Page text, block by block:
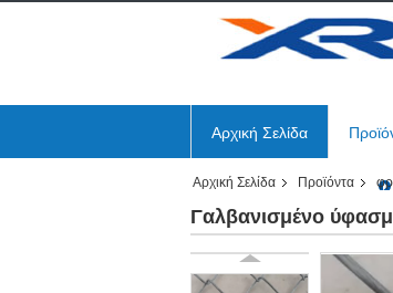
Αρχική Σελίδα
Αρχική Σελίδα Προϊόντα
Γαλβανισμένο